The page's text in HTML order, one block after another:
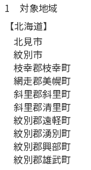
マイページで
新規登録
ログイン
お見積りシミ
資料請求
保険の探し方
保険かんたん
これからのラ
法人向け資料
お問い合わせ先
保険
医療
お金
子育て
ライフプラン
ご挨拶
経営理念・経
会社概要
財務情報
株主・投資家
日本郵政グル
採用情報
CM・オウン
サステナビリティ
株主・投資家のみ
採用情報
English
1 対象地域
【北海道】
北見市
紋別市
枝幸郡枝幸町
網走郡美幌町
斜里郡斜里町
斜里郡清里町
紋別郡遠軽町
紋別郡湧別町
紋別郡興部町
紋別郡雄武町